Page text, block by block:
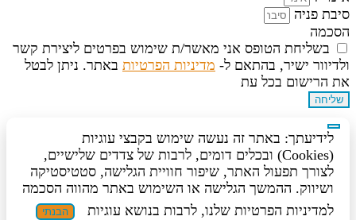
סיבת פניה
הסכמה
בשליחת הטופס אני מאשר/ת שימוש בפרטים ליצירת קשר
ולדיוור ישיר, בהתאם ל- מדיניות הפרטיות באתר. ניתן לבטל
את הרישום בכל עת
שליחה
לידיעתך: באתר זה נעשה שימוש בקבצי עוגיות
(Cookies) ובכלים דומים, לרבות של צדדים שלישיים,
לצורך תפעול האתר, שיפור חוויית הגלישה, סטטיסטיקה
ושיווק. ההמשך הגלישה או השימוש באתר מהווה הסכמה
למדיניות הפרטיות שלנו, לרבות בנושא עוגיות
הבנתי